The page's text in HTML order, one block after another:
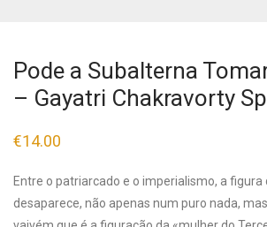
Pode a Subalterna
– Gayatri Chakravorty
€14.00
Entre o patriarcado e o imperialismo, a figura
desaparece, não apenas num puro nada,